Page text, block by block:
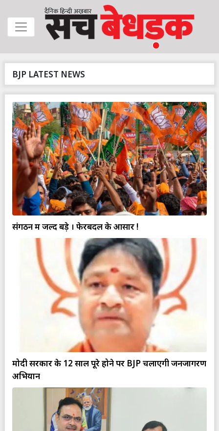
BJP LATEST NEWS
संगठन में जल्द बड़े । फेरबदल के आसार !
मोदी सरकार के 12 साल पूरे होने पर BJP चलाएगी जनजागरण
अभियान